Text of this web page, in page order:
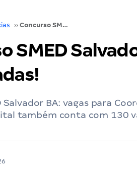
›› Concurso SMED Salvador BA: 60 vagas autorizadas!
SMED
Salvador BA: vagas para
também conta com 130